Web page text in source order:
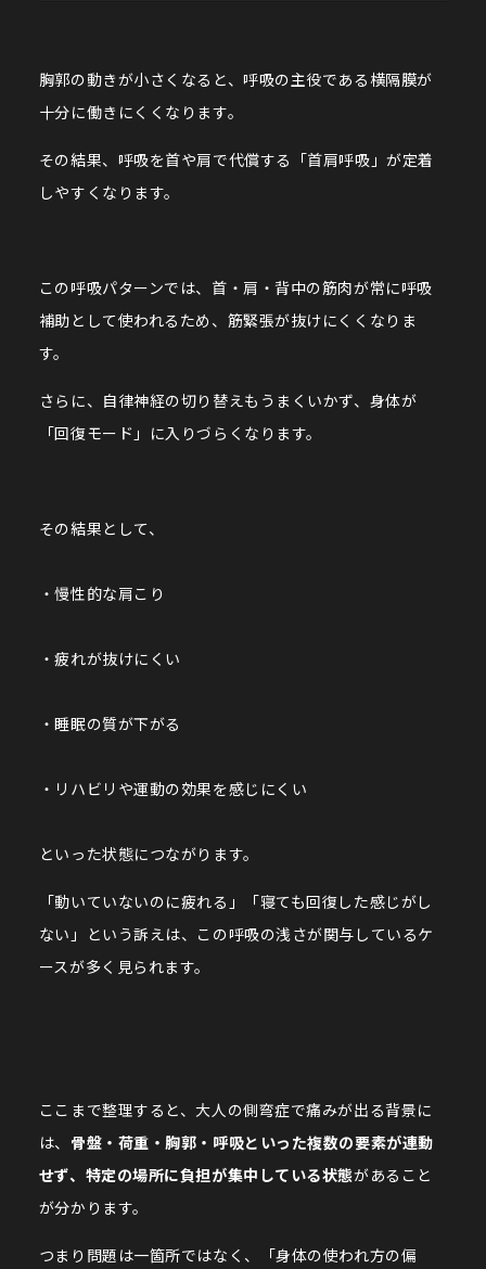
胸郭の動きが小さくなると、呼吸の主役である横隔膜が
十分に働きにくくなります。
その結果、呼吸を首や肩で代償する「首肩呼吸」が定着
しやすくなります。
この呼吸パターンでは、首・肩・背中の筋肉が常に呼吸
補助として使われるため、筋緊張が抜けにくくなりま
す。
さらに、自律神経の切り替えもうまくいかず、身体が
「回復モード」に入りづらくなります。
その結果として、
・慢性的な肩こり
・疲れが抜けにくい
・睡眠の質が下がる
・リハビリや運動の効果を感じにくい
といった状態につながります。
「動いていないのに疲れる」「寝ても回復した感じがし
ない」という訴えは、この呼吸の浅さが関与しているケ
ースが多く見られます。
ここまで整理すると、大人の側弯症で痛みが出る背景に
は、 骨盤・荷重・胸郭・呼吸といった複数の要素が連動
せず、特定の場所に負担が集中している状態があること
が分かります。
つまり問題は一箇所ではなく、「身体の使われ方の偏